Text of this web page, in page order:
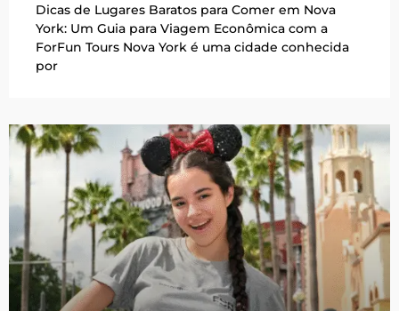
Dicas de Lugares Baratos para Comer em Nova
York: Um Guia para Viagem Econômica com a
ForFun Tours Nova York é uma cidade conhecida
por